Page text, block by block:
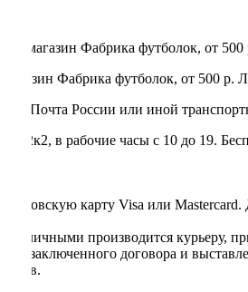
магазин Фабрика футболок, от
Фабрика футболок, от 500
Почта России или иной
в рабочие часы с 10 до 19.
карту Visa или
наличными производится курьеру,
заключенного договора и